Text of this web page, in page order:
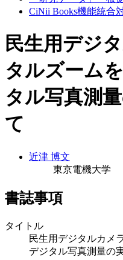
CiNii Books機能統合
民生用デジ
タルズーム
タル写真測
て
近津 博文
東京電機大学
書誌事項
タイトル
民生用デジタルカメ
デジタル写真測量の